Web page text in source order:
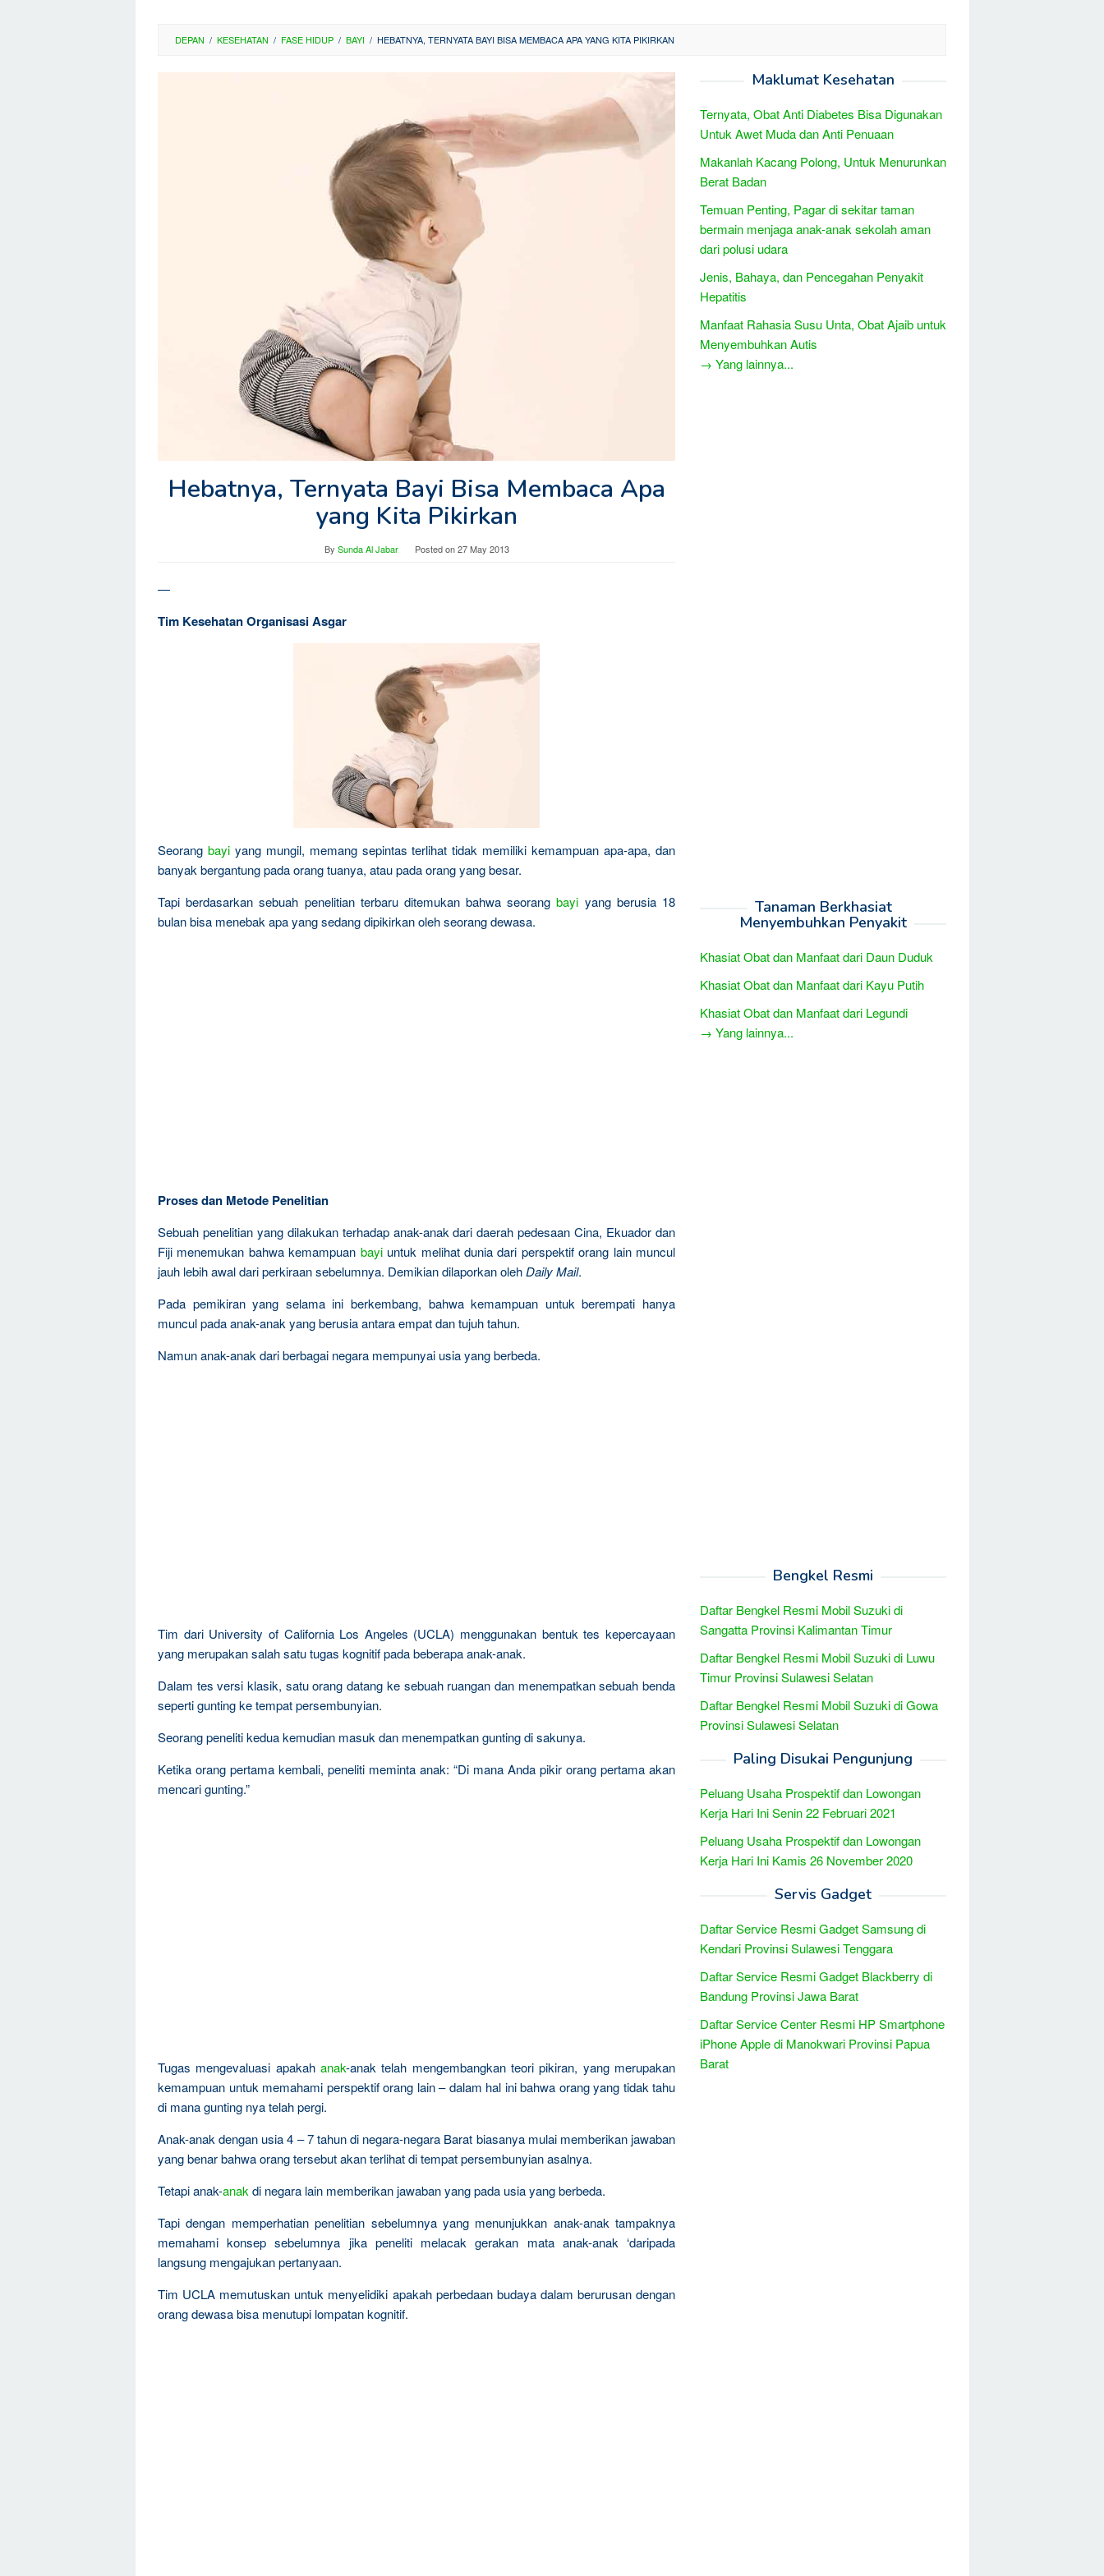
DEPAN / KESEHATAN / FASE HIDUP / BAYI / HEBATNYA, TERNYATA BAYI BISA MEMBACA APA YANG KITA PIKIRKAN
Hebatnya, Ternyata Bayi Bisa Membaca Apa
yang Kita Pikirkan
By Sunda Al Jabar Posted on27 May 2013
—
Tim Kesehatan Organisasi Asgar
Seorang bayiyang mungil, memang sepintas terlihat tidak memiliki kemampuan apa-apa, dan
banyak bergantung pada orang tuanya, atau pada orang yang besar.
Tapi berdasarkan sebuah penelitian terbaru ditemukan bahwa seorangbayi yang berusia 18
bulan bisa menebak apa yang sedang dipikirkan oleh seorang dewasa.
Proses dan Metode Penelitian
Sebuah penelitian yang dilakukan terhadap anak-anak dari daerah pedesaan Cina, Ekuador dan
Fiji menemukan bahwa kemampuan bayiuntuk melihat dunia dari perspektif orang lain muncul
jauh lebih awal dari perkiraan sebelumnya. Demikian dilaporkan olehDaily Mail.
Pada pemikiran yang selama ini berkembang, bahwa kemampuan untuk berempati hanya
muncul pada anak-anak yang berusia antara empat dan tujuh tahun.
Namun anak-anak dari berbagai negara mempunyai usia yang berbeda.
Tim dari University of California Los Angeles (UCLA) menggunakan bentuk tes kepercayaan
yang merupakan salah satu tugas kognitif pada beberapa anak-anak.
Dalam tes versi klasik, satu orang datang ke sebuah ruangan dan menempatkan sebuah benda
seperti gunting ke tempat persembunyian.
Seorang peneliti kedua kemudian masuk dan menempatkan gunting di sakunya.
Ketika orang pertama kembali, peneliti meminta anak: “Di mana Anda pikir orang pertama akan
mencari gunting.”
Tugas mengevaluasi apakah anak-anak telah mengembangkan teori pikiran, yang merupakan
kemampuan untuk memahami perspektif orang lain – dalam hal ini bahwa orang yang tidak tahu
di mana gunting nya telah pergi.
Anak-anak dengan usia 4 – 7 tahun di negara-negara Barat biasanya mulai memberikan jawaban
yang benar bahwa orang tersebut akan terlihat di tempat persembunyian asalnya.
Tetapi anak-anak di negara lain memberikan jawaban yang pada usia yang berbeda.
Tapi dengan memperhatian penelitian sebelumnya yang menunjukkan anak-anak tampaknya
memahami konsep sebelumnya jika peneliti melacak gerakan mata anak-anak ‘daripada
langsung mengajukan pertanyaan.
Tim UCLA memutuskan untuk menyelidiki apakah perbedaan budaya dalam berurusan dengan
orang dewasa bisa menutupi lompatan kognitif.
Maklumat Kesehatan
Ternyata, Obat Anti Diabetes Bisa Digunakan
Untuk Awet Muda dan Anti Penuaan
Makanlah Kacang Polong, Untuk Menurunkan
Berat Badan
Temuan Penting, Pagar di sekitar taman
bermain menjaga anak-anak sekolah aman
dari polusi udara
Jenis, Bahaya, dan Pencegahan Penyakit
Hepatitis
Manfaat Rahasia Susu Unta, Obat Ajaib untuk
Menyembuhkan Autis
→ Yang lainnya...
Tanaman Berkhasiat
Menyembuhkan Penyakit
Khasiat Obat dan Manfaat dari Daun Duduk
Khasiat Obat dan Manfaat dari Kayu Putih
Khasiat Obat dan Manfaat dari Legundi
→ Yang lainnya...
Bengkel Resmi
Daftar Bengkel Resmi Mobil Suzuki di
Sangatta Provinsi Kalimantan Timur
Daftar Bengkel Resmi Mobil Suzuki di Luwu
Timur Provinsi Sulawesi Selatan
Daftar Bengkel Resmi Mobil Suzuki di Gowa
Provinsi Sulawesi Selatan
Paling Disukai Pengunjung
Peluang Usaha Prospektif dan Lowongan
Kerja Hari Ini Senin 22 Februari 2021
Peluang Usaha Prospektif dan Lowongan
Kerja Hari Ini Kamis 26 November 2020
Servis Gadget
Daftar Service Resmi Gadget Samsung di
Kendari Provinsi Sulawesi Tenggara
Daftar Service Resmi Gadget Blackberry di
Bandung Provinsi Jawa Barat
Daftar Service Center Resmi HP Smartphone
iPhone Apple di Manokwari Provinsi Papua
Barat